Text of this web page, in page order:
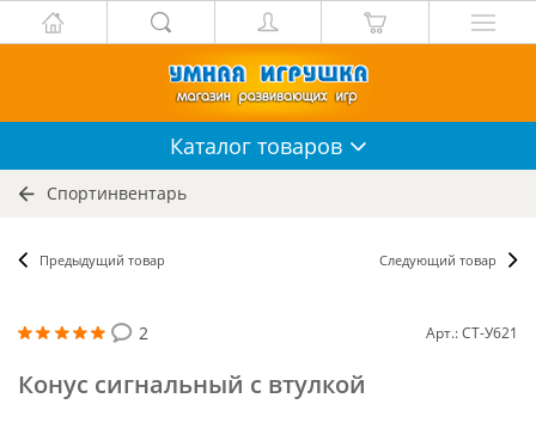
Каталог товаров
Спортинвентарь
Предыдущий товар Следующий товар
2 Арт.: СТ-У621
Конус сигнальный с втулкой